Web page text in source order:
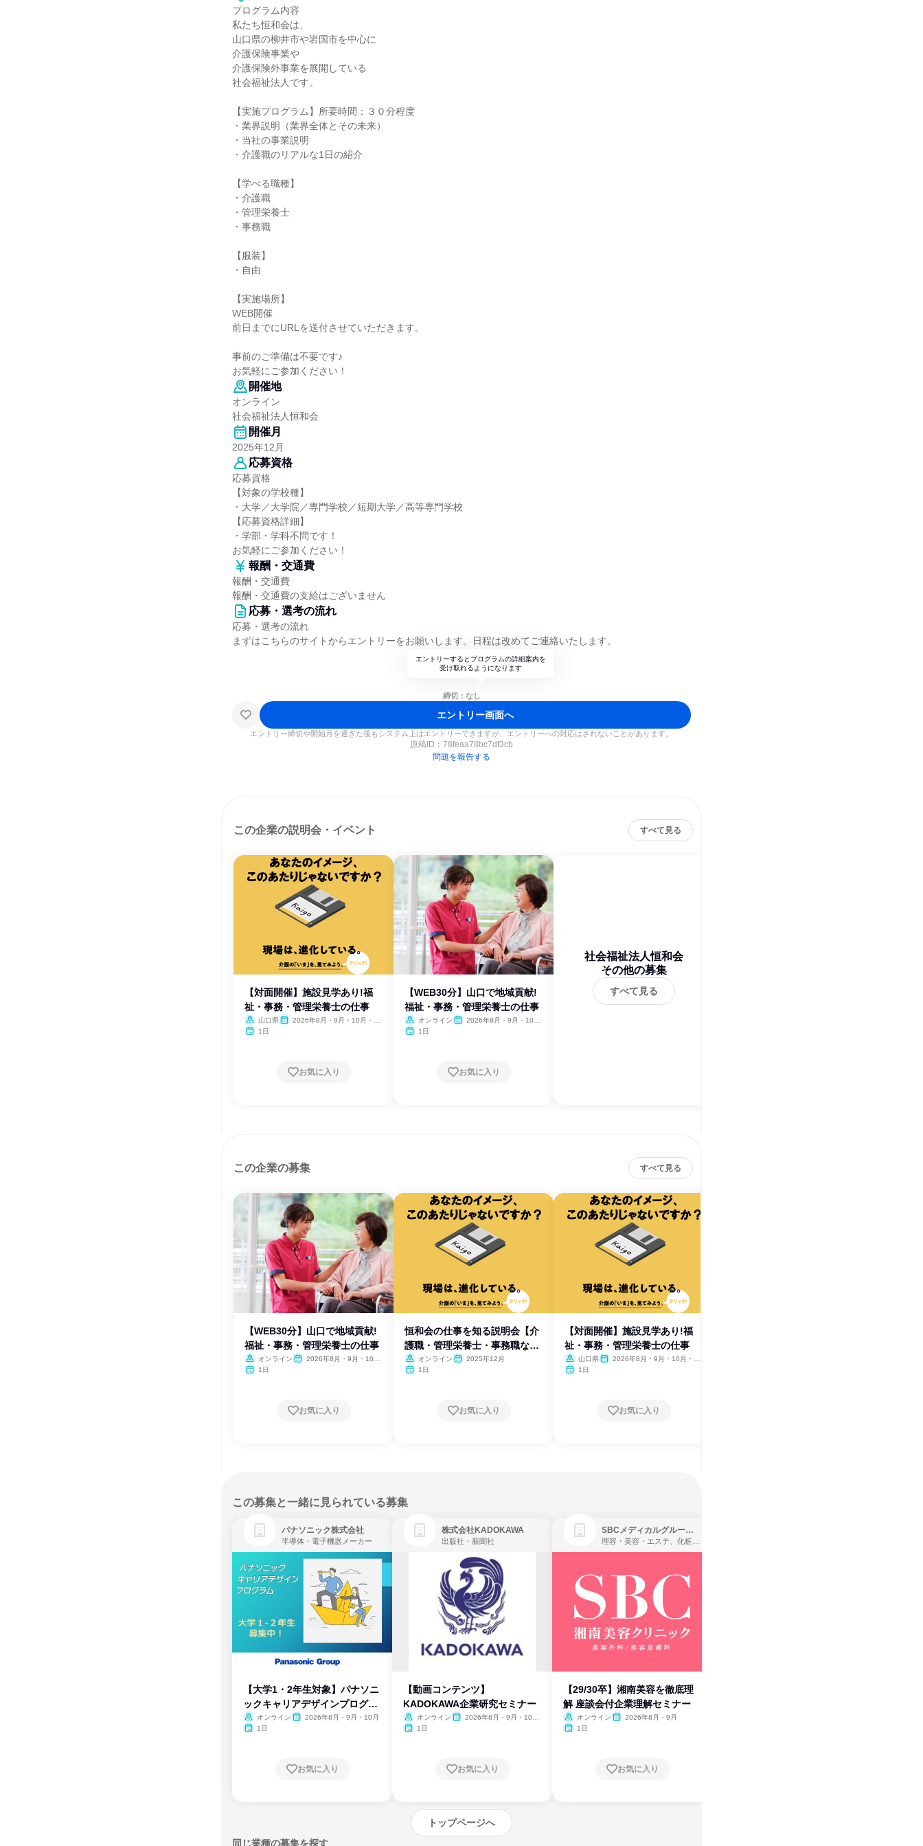
プログラム内容
私たち恒和会は、
山口県の柳井市や岩国市を中心に
介護保険事業や
介護保険外事業を展開している
社会福祉法人です。
【実施プログラム】所要時間：３０分程度
・業界説明（業界全体とその未来）
・当社の事業説明
・介護職のリアルな1日の紹介
【学べる職種】
・介護職
・管理栄養士
・事務職
【服装】
・自由
【実施場所】
WEB開催
前日までにURLを送付させていただきます。
事前のご準備は不要です♪
お気軽にご参加ください！
開催地
オンライン
社会福祉法人恒和会
開催月
2025年12月
応募資格
応募資格
【対象の学校種】
・大学／大学院／専門学校／短期大学／高等専門学校
【応募資格詳細】
・学部・学科不問です！
お気軽にご参加ください！
報酬・交通費
報酬・交通費
報酬・交通費の支給はございません
応募・選考の流れ
応募・選考の流れ
まずはこちらのサイトからエントリーをお願いします。日程は改めてご連絡いたします。
エントリーするとプログラムの詳細案内を
受け取れるようになります
締切：なし
エントリー画面へ
エントリー締切や開始月を過ぎた後もシステム上はエントリーできますが、エントリーへの対応はされないことがあります。
原稿ID： 78feaa78bc7df3cb
問題を報告する
この企業の説明会・イベント すべて見る
【対面開催】施設見学あり!福
祉・事務・管理栄養士の仕事
山口県
2026年8月・9月・10月・11
1日
お気に入り
【WEB30分】山口で地域貢献!
福祉・事務・管理栄養士の仕事
オンライン
2026年8月・9月・10
1日
お気に入り
社会福祉法人恒和会
その他の募集
すべて見る
この企業の募集 すべて見る
【WEB30分】山口で地域貢献!
福祉・事務・管理栄養士の仕事
オンライン
2026年8月・9月・10
1日
お気に入り
恒和会の仕事を知る説明会【介
護職・管理栄養士・事務職な
ど】オンライン
2025年12月
1日
お気に入り
【対面開催】施設見学あり!福
祉・事務・管理栄養士の仕事
山口県
2026年8月・9月・10月・11
1日
お気に入り
この募集と一緒に見られている募集
パナソニック株式会社
半導体・電子機器メーカー
【大学1・2年生対象】パナソニ
ックキャリアデザインプログラ
ム
オンライン
2026年8月・9月・10月
1日
お気に入り
株式会社KADOKAWA
出版社・新聞社
【動画コンテンツ】
KADOKAWA企業研究セミナー
オンライン
2026年8月・9月・10
1日
お気に入り
SBCメディカルグループ株式会社
【29/30卒】湘南美容を徹底理
解 座談会付企業理解セミナー
オンライン
2026年8月・9月
1日
お気に入り
トップページへ
同じ業種の募集を探す